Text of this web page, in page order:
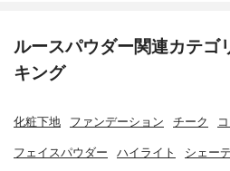
ルースパウダー関連カテゴ
キング
化粧下地 ファンデーション チーク
フェイスパウダー ハイライト シェー